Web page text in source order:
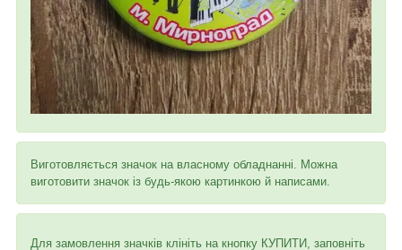
Виготовляється значок на власному обладнанні. Можна
виготовити значок із будь-якою картинкою й написами.
Для замовлення значків клініть на кнопку КУПИТИ, заповніть